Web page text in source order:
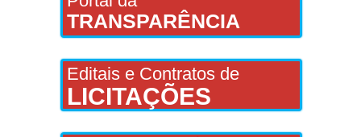
TRANSPARÊNCIA
Editais e Contratos de
LICITAÇÕES